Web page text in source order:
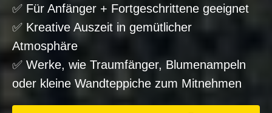
✅ Für Anfänger + Fortgeschrittene geeignet
✅ Kreative Auszeit in gemütlicher
Atmosphäre
✅ Werke, wie Traumfänger, Blumenampeln
oder kleine Wandteppiche zum Mitnehmen